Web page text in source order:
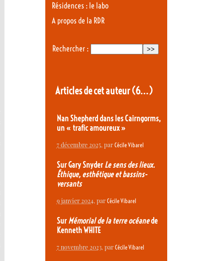
Résidences : le labo
A propos de la RDR
Rechercher :
Articles de cet auteur(6…)
Nan Shepherd dans les Cairngorms,
un « trafic amoureux »
7 décembre 2025, par Cécile Vibarel
Sur Gary SnyderLe sens des lieux.
Éthique, esthétique et bassins-
versants
9 janvier 2024, par Cécile Vibarel
SurMémorial de la terre océanede
Kenneth WHITE
7 novembre 2023, par Cécile Vibarel